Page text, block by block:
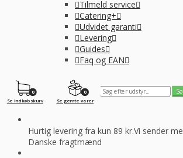
Tilmeld service
Catering+
Udvidet garanti
Levering
Guides
Faq og EAN
0
Se gemte varer
0
Se indkøbskurv
Hurtig levering fra kun 89 kr.Vi sender
Danske fragtmænd